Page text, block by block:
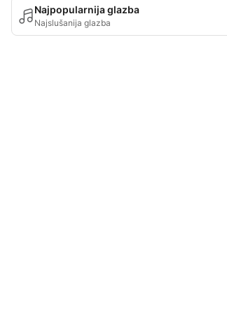
Najpopularnija glazba
Najslušanija glazba